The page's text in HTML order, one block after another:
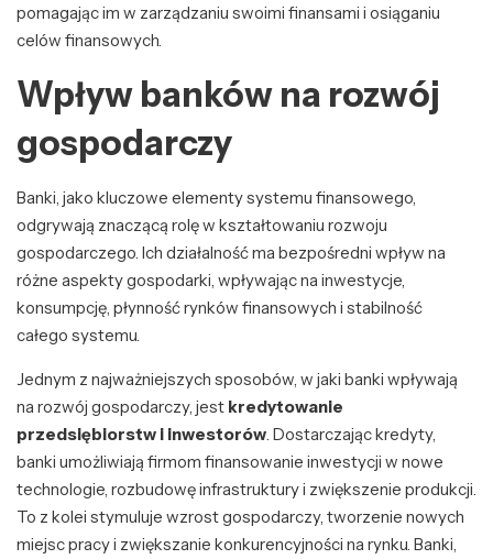
pomagając im w zarządzaniu swoimi finansami i osiąganiu
celów finansowych.
Wpływ banków na rozwój
gospodarczy
Banki, jako kluczowe elementy systemu finansowego,
odgrywają znaczącą rolę w kształtowaniu rozwoju
gospodarczego. Ich działalność ma bezpośredni wpływ na
różne aspekty gospodarki, wpływając na inwestycje,
konsumpcję, płynność rynków finansowych i stabilność
całego systemu.
Jednym z najważniejszych sposobów, w jaki banki wpływają
na rozwój gospodarczy, jest kredytowanie
przedsiębiorstw i inwestorów. Dostarczając kredyty,
banki umożliwiają firmom finansowanie inwestycji w nowe
technologie, rozbudowę infrastruktury i zwiększenie produkcji.
To z kolei stymuluje wzrost gospodarczy, tworzenie nowych
miejsc pracy i zwiększanie konkurencyjności na rynku. Banki,